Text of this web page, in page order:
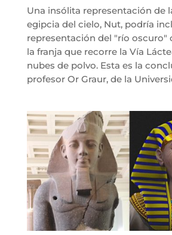
Una insólita representación de
egipcia del cielo, Nut, podría
representación del "río oscuro"
la franja que recorre la Vía
nubes de polvo. Esta es la
profesor Or Graur, de la